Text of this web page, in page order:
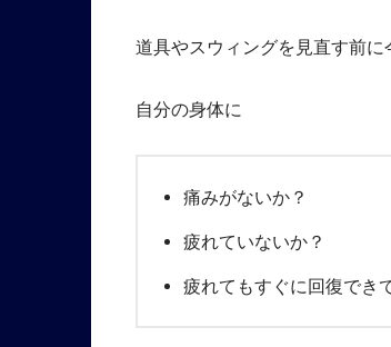
道具やスウィングを見直す前に
自分の身体に
痛みがないか？
疲れていないか？
疲れてもすぐに回復でき